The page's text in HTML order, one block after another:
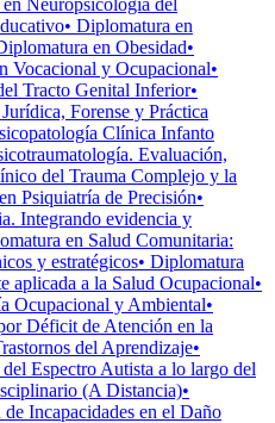
Neuropsicología del
• Diplomatura en
en Obesidad•
Vocacional y Ocupacional•
Tracto Genital Inferior•
Forense y Práctica
Clínica Infanto
Evaluación,
del Trauma Complejo y la
Psiquiatría de Precisión•
Integrando evidencia y
en Salud Comunitaria:
y estratégicos• Diplomatura
aplicada a la Salud Ocupacional•
Ocupacional y Ambiental•
Déficit de Atención en la
del Aprendizaje•
Espectro Autista a lo largo del
(A Distancia)•
Incapacidades en el Daño